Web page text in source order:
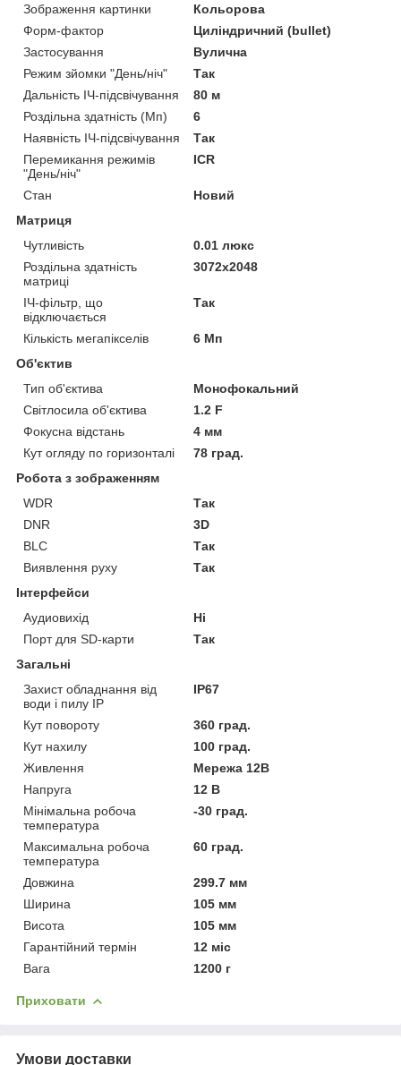
Зображення картинки
Кольорова
Форм-фактор
Циліндричний (bullet)
Застосування
Вулична
Режим зйомки "День/ніч"
Так
Дальність ІЧ-підсвічування
80 м
Роздільна здатність (Мп)
6
Наявність ІЧ-підсвічування
Так
Перемикання режимів
"День/ніч"
ICR
Стан
Новий
Матриця
Чутливість
0.01 люкс
Роздільна здатність
матриці
3072x2048
ІЧ-фільтр, що
відключається
Так
Кількість мегапікселів
6 Мп
Об'єктив
Тип об'єктива
Монофокальний
Світлосила об'єктива
1.2 F
Фокусна відстань
4 мм
Кут огляду по горизонталі
78 град.
Робота з зображенням
WDR
Так
DNR
3D
BLC
Так
Виявлення руху
Так
Інтерфейси
Аудиовихід
Ні
Порт для SD-карти
Так
Загальні
Захист обладнання від
води і пилу IP
IP67
Кут повороту
360 град.
Кут нахилу
100 град.
Живлення
Мережа 12В
Напруга
12 В
Мінімальна робоча
температура
-30 град.
Максимальна робоча
температура
60 град.
Довжина
299.7 мм
Ширина
105 мм
Висота
105 мм
Гарантійний термін
12 міс
Вага
1200 г
Приховати
Умови доставки